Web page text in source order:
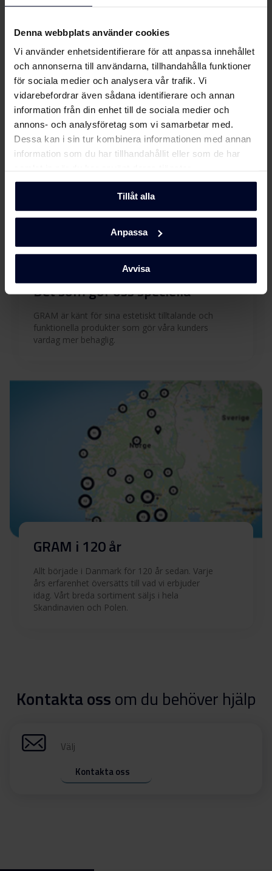
Denna webbplats använder cookies
Vi använder enhetsidentifierare för att anpassa innehållet
och annonserna till användarna, tillhandahålla funktioner
för sociala medier och analysera vår trafik. Vi
vidarebefordrar även sådana identifierare och annan
information från din enhet till de sociala medier och
annons- och analysföretag som vi samarbetar med.
Dessa kan i sin tur kombinera informationen med annan
information som du har tillhandahållit eller som de har
Tillåt alla
Anpassa
Avvisa
Produktbild HI 83460 T Ladda ner
Produktbild HI 83460 T Ladda ner
Produktbild HI 83460 T Ladda ner
Produktbild HI 83460 T Ladda ner
Ladda ner alla (15) Ladda ner utvalda
och funktionella hushållsapparater med
tidlös skandinavisk design för att göra dem unika.
Läs mer här
Det som gör oss speciella
GRAM är känt för sina estetiskt tilltalande och
funktionella produkter som gör våra kunders
vardag mer behaglig.
GRAM i 120 år
Allt började i Danmark för 120 år sedan. Varje
års erfarenhet översätts till vad vi erbjuder
idag. Vårt breda sortiment säljs i hela
Skandinavien och Polen.
Kontakta ossom du behöver hjälp
Välj
Kontakta oss